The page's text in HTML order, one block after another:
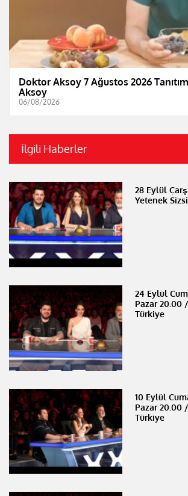
Doktor Aksoy 7 Ağustos 2026
Aksoy
06/08/2026
İlgili Haberler
28 Eylül
Yetenek
24 Eylül
Pazar 20.00
Türkiye
10 Eylül
Pazar 20.00
Türkiye